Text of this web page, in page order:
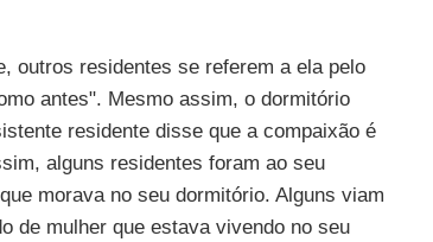
outros residentes se referem a ela pelo
antes". Mesmo assim, o dormitório
residente disse que a compaixão é
alguns residentes foram ao seu
morava no seu dormitório. Alguns viam
de mulher que estava vivendo no seu